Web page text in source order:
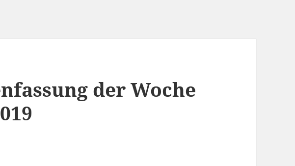
der Woche